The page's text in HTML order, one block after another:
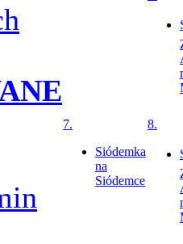
7.
Siódemka
na
Siódemce
8.